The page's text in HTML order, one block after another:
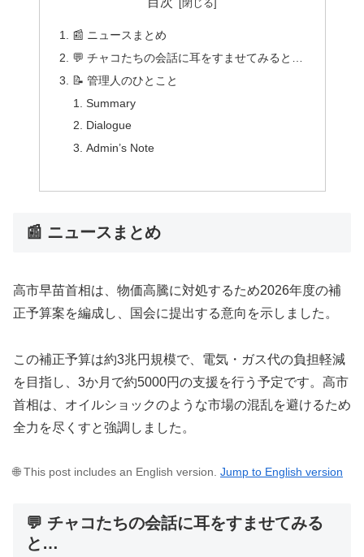
📰 ニュースまとめ
💬 チャコたちの会話に耳をすませてみると…
📝 管理人のひとこと
Summary
Dialogue
Admin’s Note
📰 ニュースまとめ
高市早苗首相は、物価高騰に対処するため2026年度の補
正予算案を編成し、国会に提出する意向を示しました。
この補正予算は約3兆円規模で、電気・ガス代の負担軽減
を目指し、3か月で約5000円の支援を行う予定です。高市
首相は、オイルショックのような市場の混乱を避けるため
全力を尽くすと強調しました。
🌐 This post includes an English version. Jump to English version
💬 チャコたちの会話に耳をすませてみる
と…